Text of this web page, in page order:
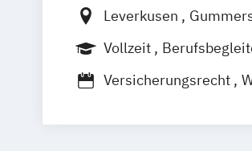
Leverkusen
Vollzeit
Versicherungsrecht